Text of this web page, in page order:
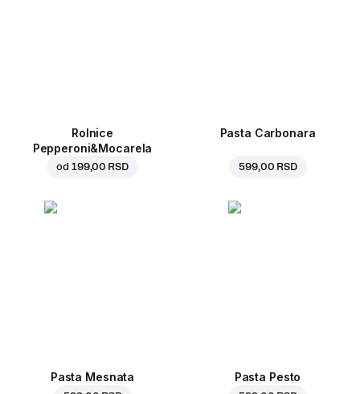
Rolnice
Pepperoni&Mocarela
od 199,00 RSD
Pasta Carbonara
599,00 RSD
Pasta Mesnata Pasta Pesto